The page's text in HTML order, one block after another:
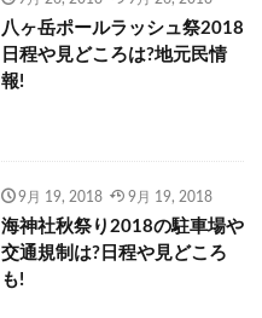
八ヶ岳ポールラッシュ祭2018
日程や見どころは?地元民情
報!
9月 19, 2018 9月 19, 2018
海神社秋祭り2018の駐車場や
交通規制は?日程や見どころ
も!